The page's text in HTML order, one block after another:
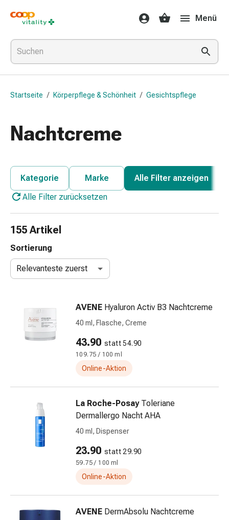
Medikamente
&
Gesundheit
Grippe
&
Erkältung
Grippe-
Medikamente
Bronchitis
Inhalationsgeräte
Schnupfen
Wund-
Elastische
Wundbinden
Fingerverbände
Fixationspflaster
Gazen
Pflasterbinden,
Tapes
Schlauch-
Netzverbände
Menü
Startseite / Körperpflege & Schönheit / Gesichtspflege
Nachtcreme
Kategorie Marke
Alle Filter anzeigen
Alle Filter zurücksetzen
155 Artikel
Sortierung
Relevanteste zuerst
AVENE Hyaluron Activ B3 Nachtcreme
40 ml, Flasche, Creme
43.90 statt 54.90
109.75 / 100 ml
Online-Aktion
La Roche-Posay Toleriane
Dermallergo Nacht AHA
40 ml, Dispenser
23.90 statt 29.90
59.75 / 100 ml
Online-Aktion
AVENE DermAbsolu Nachtcreme